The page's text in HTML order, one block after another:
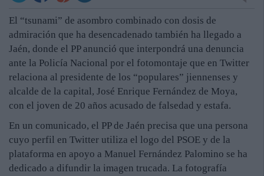
El “tsunami” de asombro combinado con dosis de
admiración que ha desencadenado también ha llegado a
Jaén, donde el PP anunció que interpondrá una denuncia
ante la Policía Nacional por el fotomontaje que en Twitter
relaciona al presidente de los “populares” jiennenses y
alcalde de la capital, José Enrique Fernández de Moya,
con el joven de 20 años acusado de falsedad y estafa.
En un comunicado, el PP de Jaén precisa que una persona
cuyo perfil en Twitter utiliza el logo del PSOE y de la
plataforma en apoyo a Manuel Fernández Palomino se ha
dedicado a difundir la imagen trucada. La fotografía